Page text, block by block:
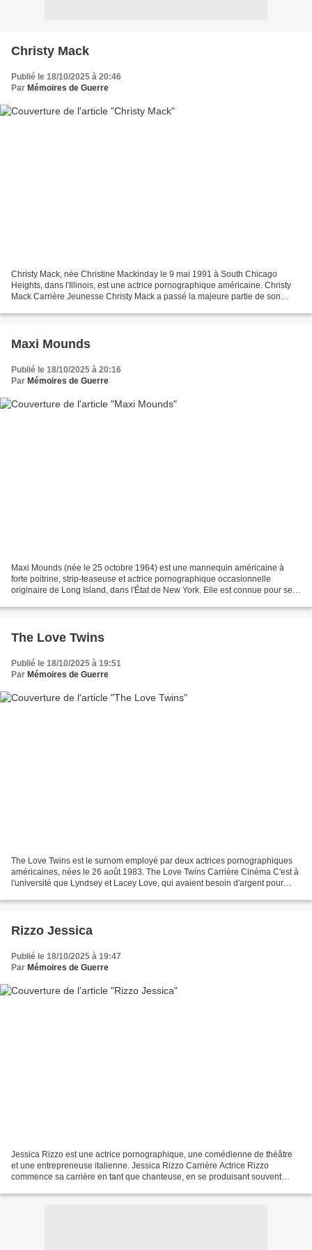
Christy Mack
Publié le 18/10/2025 à 20:46
Par Mémoires de Guerre
Christy Mack, née Christine Mackinday le 9 mai 1991 à South Chicago
Heights, dans l'Illinois, est une actrice pornographique américaine. Christy
Mack Carrière Jeunesse Christy Mack a passé la majeure partie de son
Maxi Mounds
Publié le 18/10/2025 à 20:16
Par Mémoires de Guerre
Maxi Mounds (née le 25 octobre 1964) est une mannequin américaine à
forte poitrine, strip-teaseuse et actrice pornographique occasionnelle
originaire de Long Island, dans l'État de New York. Elle est connue pour ses
The Love Twins
Publié le 18/10/2025 à 19:51
Par Mémoires de Guerre
The Love Twins est le surnom employé par deux actrices pornographiques
américaines, nées le 26 août 1983. The Love Twins Carrière Cinéma C'est à
l'université que Lyndsey et Lacey Love, qui avaient besoin d'argent pour
Rizzo Jessica
Publié le 18/10/2025 à 19:47
Par Mémoires de Guerre
Jessica Rizzo est une actrice pornographique, une comédienne de théâtre
et une entrepreneuse italienne. Jessica Rizzo Carrière Actrice Rizzo
commence sa carrière en tant que chanteuse, en se produisant souvent